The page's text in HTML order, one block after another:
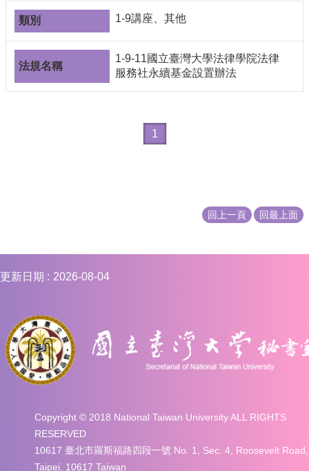
1-9講座、其他
1-9-11國立臺灣大學法律學院法律
服務社永續基金設置辦法
1
回上一頁 回最上面
更新日期 2026-08-04
Copyright © 2018 National Taiwan University ALL RIGHTS
RESERVED
10617 臺北市羅斯福路四段一號 No. 1, Sec. 4, Roosevelt Road,
Taipei, 10617 Taiwan